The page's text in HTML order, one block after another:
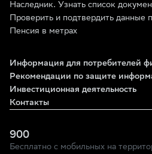
Наследник. Узнать список
Проверить и подтвердить данные
Пенсия в метрах
Информация для потребителей
Рекомендации по защите
Инвестиционная деятельность
Контакты
900
Бесплатно с мобильных на